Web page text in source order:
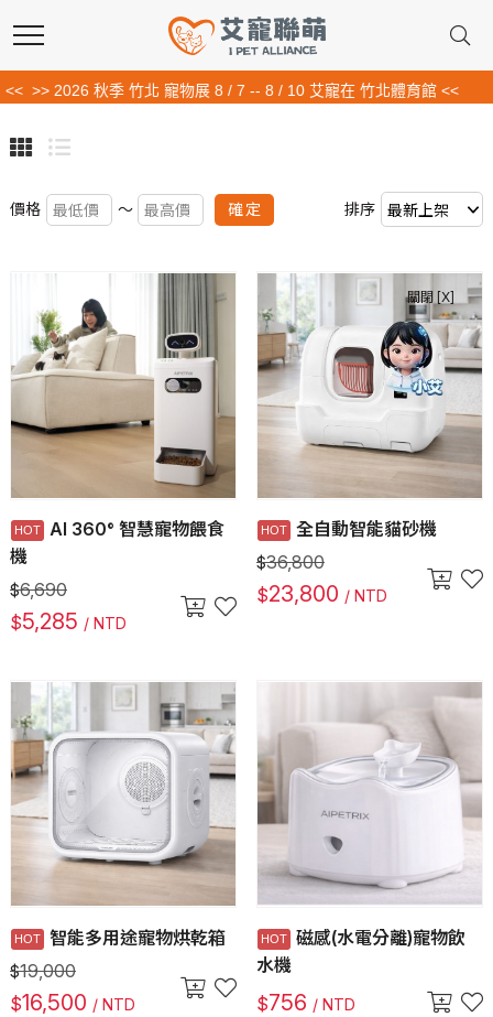
>> 2026 秋季 竹北 寵物展 8 / 7 -- 8 / 10 艾寵在 竹北體育館 <<
價格 ～ 確定 排序
AI 360° 智慧寵物餵食
機
$6,690
$5,285 / NTD
全自動智能貓砂機
$36,800
$23,800 / NTD
智能多用途寵物烘乾箱
$19,000
$16,500 / NTD
磁感(水電分離)寵物飲
水機
$756 / NTD
關閉 [X]